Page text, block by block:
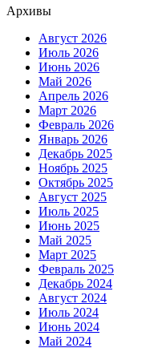
Архивы
Август 2026
Июль 2026
Июнь 2026
Май 2026
Апрель 2026
Март 2026
Февраль 2026
Январь 2026
Декабрь 2025
Ноябрь 2025
Октябрь 2025
Август 2025
Июль 2025
Июнь 2025
Май 2025
Март 2025
Февраль 2025
Декабрь 2024
Август 2024
Июль 2024
Июнь 2024
Май 2024